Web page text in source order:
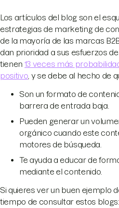
Los artículos del blog son el
estrategias de marketing de
de la mayoría de las marcas
dan prioridad a sus esfuerzos
tienen 13 veces más
positivo , y se debe al hecho de
Son un formato de
barrera de entrada baja.
Pueden generar un
orgánico cuando este
motores de búsqueda.
Te ayuda a educar de
mediante el contenido.
Si quieres ver un buen ejemplo
tiempo de consultar estos blogs: